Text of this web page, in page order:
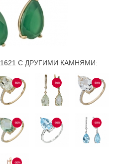
С ДРУГИМИ КАМНЯМИ:
-50% -50% -50%
-50% -50% -50%
-50%